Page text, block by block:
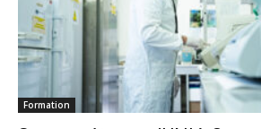
Formation